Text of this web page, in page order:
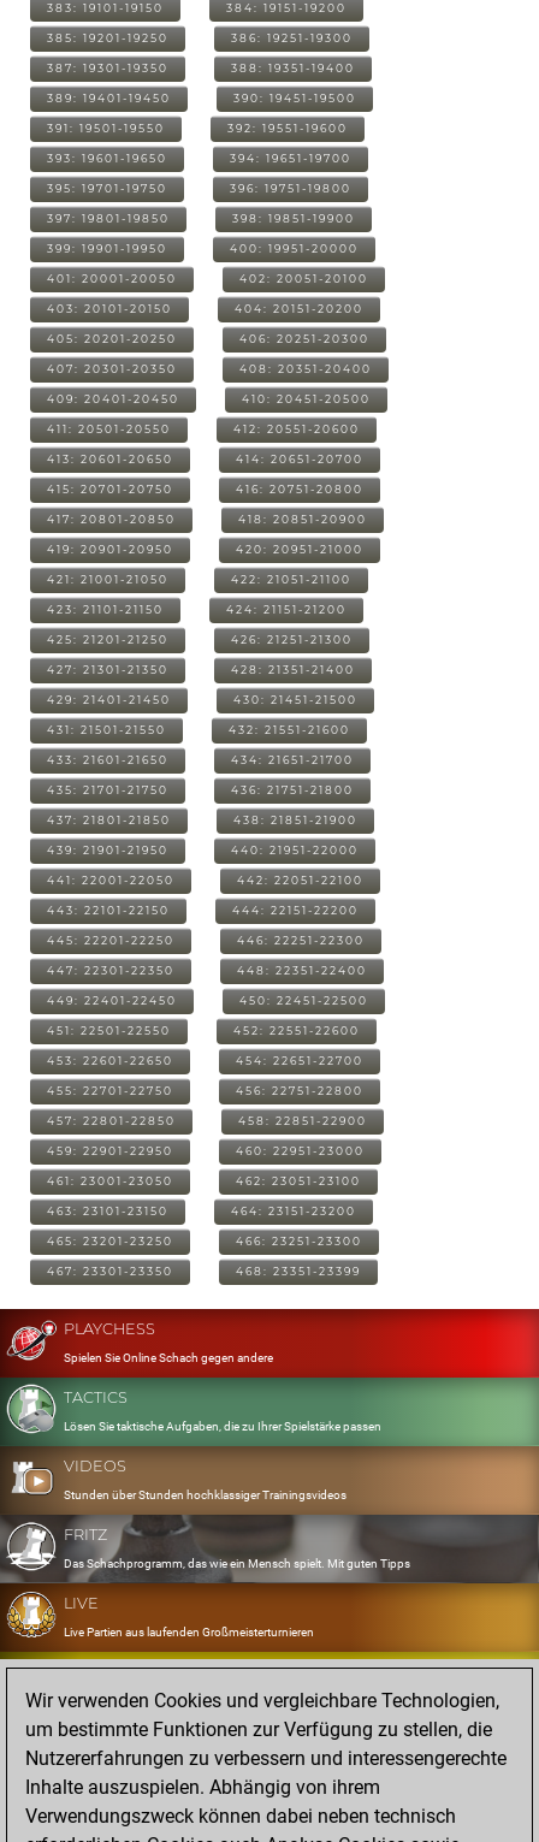
383: 19101-19150 384: 19151-19200
385: 19201-19250 386: 19251-19300
387: 19301-19350 388: 19351-19400
389: 19401-19450 390: 19451-19500
391: 19501-19550 392: 19551-19600
393: 19601-19650 394: 19651-19700
395: 19701-19750 396: 19751-19800
397: 19801-19850 398: 19851-19900
399: 19901-19950 400: 19951-20000
401: 20001-20050 402: 20051-20100
403: 20101-20150 404: 20151-20200
405: 20201-20250 406: 20251-20300
407: 20301-20350 408: 20351-20400
409: 20401-20450 410: 20451-20500
411: 20501-20550 412: 20551-20600
413: 20601-20650 414: 20651-20700
415: 20701-20750 416: 20751-20800
417: 20801-20850 418: 20851-20900
419: 20901-20950 420: 20951-21000
421: 21001-21050 422: 21051-21100
423: 21101-21150 424: 21151-21200
425: 21201-21250 426: 21251-21300
427: 21301-21350 428: 21351-21400
429: 21401-21450 430: 21451-21500
431: 21501-21550 432: 21551-21600
433: 21601-21650 434: 21651-21700
435: 21701-21750 436: 21751-21800
437: 21801-21850 438: 21851-21900
439: 21901-21950 440: 21951-22000
441: 22001-22050 442: 22051-22100
443: 22101-22150 444: 22151-22200
445: 22201-22250 446: 22251-22300
447: 22301-22350 448: 22351-22400
449: 22401-22450 450: 22451-22500
451: 22501-22550 452: 22551-22600
453: 22601-22650 454: 22651-22700
455: 22701-22750 456: 22751-22800
457: 22801-22850 458: 22851-22900
459: 22901-22950 460: 22951-23000
461: 23001-23050 462: 23051-23100
463: 23101-23150 464: 23151-23200
465: 23201-23250 466: 23251-23300
467: 23301-23350 468: 23351-23399
PLAYCHESS
Spielen Sie Online Schach gegen andere
TACTICS
Lösen Sie taktische Aufgaben, die zu Ihrer Spielstärke passen
VIDEOS
Stunden über Stunden hochklassiger Trainingsvideos
FRITZ
Das Schachprogramm, das wie ein Mensch spielt. Mit guten Tipps
LIVE
Live Partien aus laufenden Großmeisterturnieren
OPENINGS
Erfassen und Üben Sie Ihr Eröffnungsrepertoire
DATABASE
Acht Millionen starke Partien
MYGAMES
Speichern und analysieren Sie eigene Partien in der Cloud
Wir verwenden Cookies und vergleichbare Technologien,
um bestimmte Funktionen zur Verfügung zu stellen, die
Nutzererfahrungen zu verbessern und interessengerechte
Inhalte auszuspielen. Abhängig von ihrem
Verwendungszweck können dabei neben technisch